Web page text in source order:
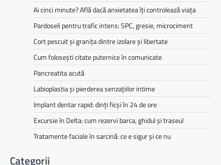
Ai cinci minute? Află dacă anxietatea îți controlează viața
Pardoseli pentru trafic intens: SPC, gresie, microciment
Cort pescuit și granița dintre izolare și libertate
Cum folosești citate puternice în comunicate
Pancreatita acută
Labioplastia și pierderea senzațiilor intime
Implant dentar rapid: dinți ficși în 24 de ore
Excursie în Delta: cum rezervi barca, ghidul și traseul
Tratamente faciale în sarcină: ce e sigur și ce nu
Categorii